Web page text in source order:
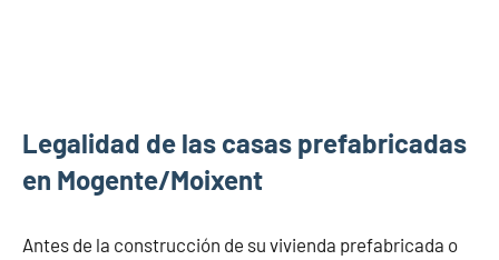
Legalidad de las casas prefabricadas
en Mogente/Moixent
Antes de la construcción de su vivienda prefabricada o